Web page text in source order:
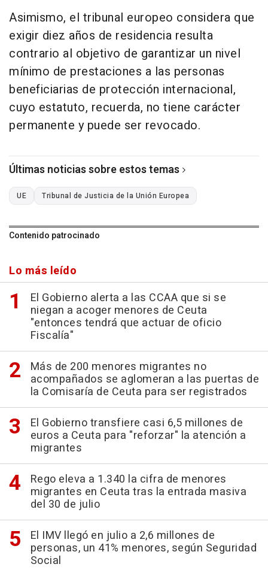
Asimismo, el tribunal europeo considera que
exigir diez años de residencia resulta
contrario al objetivo de garantizar un nivel
mínimo de prestaciones a las personas
beneficiarias de protección internacional,
cuyo estatuto, recuerda, no tiene carácter
permanente y puede ser revocado.
Últimas noticias sobre estos temas
UE Tribunal de Justicia de la Unión Europea
Contenido patrocinado
Lo más leído
El Gobierno alerta a las CCAA que si se
niegan a acoger menores de Ceuta
"entonces tendrá que actuar de oficio
Fiscalía"
Más de 200 menores migrantes no
acompañados se aglomeran a las puertas de
la Comisaría de Ceuta para ser registrados
El Gobierno transfiere casi 6,5 millones de
euros a Ceuta para "reforzar" la atención a
migrantes
Rego eleva a 1.340 la cifra de menores
migrantes en Ceuta tras la entrada masiva
del 30 de julio
El IMV llegó en julio a 2,6 millones de
personas, un 41% menores, según Seguridad
Social